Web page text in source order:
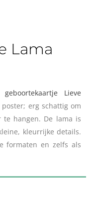
Lama
geboortekaartje Lieve
erg schattig om
hangen. De lama is
kleurrijke details.
formaten en zelfs als